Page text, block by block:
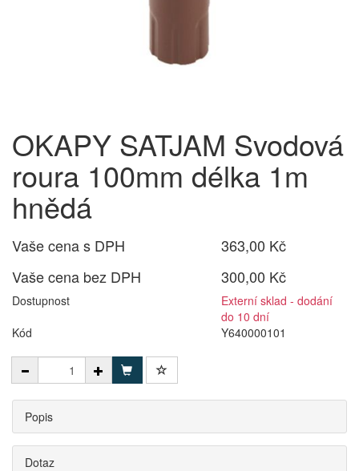
OKAPY SATJAM Svodová
roura 100mm délka 1m
hnědá
Vaše cena s DPH
363,00 Kč
Vaše cena bez DPH
300,00 Kč
Dostupnost
Externí sklad - dodání
do 10 dní
Kód
Y640000101
Popis
Dotaz